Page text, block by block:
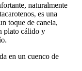
naturalmente
es una
toque de canela,
plato cálido y